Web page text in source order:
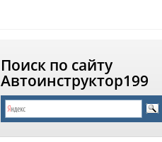
Поиск по сайту
Автоинструктор199